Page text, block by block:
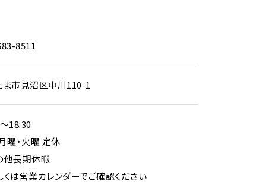
8511
ま市見沼区中川110-1
18:30
曜・火曜 定休
長期休暇
は営業カレンダーでご確認ください